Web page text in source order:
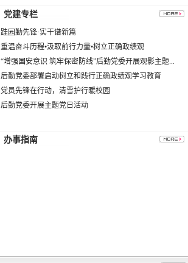
党建专栏
跬园勤先锋·实干谱新篇
重温奋斗历程•汲取前行力量•树立正确政绩观
“增强国安意识 筑牢保密防线”后勤党委开展观影主题...
后勤党委部署启动树立和践行正确政绩观学习教育
党员先锋在行动，清雪护行暖校园
后勤党委开展主题党日活动
办事指南